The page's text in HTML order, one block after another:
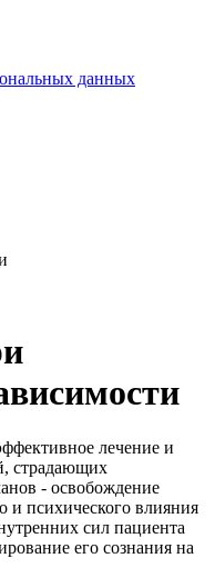
данных
лечение и
страдающих
- освобождение
и психического влияния
сил пациента
его сознания на